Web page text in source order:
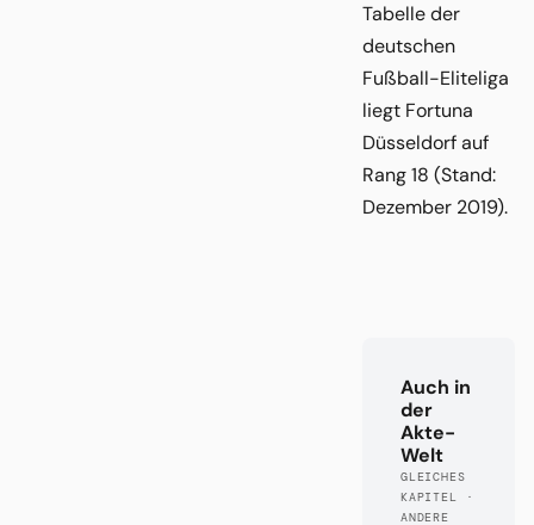
Tabelle der
deutschen
Fußball-Eliteliga
liegt Fortuna
Düsseldorf auf
Rang 18 (Stand:
Dezember 2019).
Auch in
der
Akte-
Welt
GLEICHES
KAPITEL ·
ANDERE